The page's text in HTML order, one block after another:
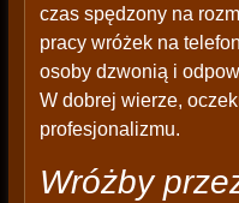
czas spędzony na
pracy wróżek na
osoby dzwonią i
W dobrej wierze,
profesjonalizmu.
Wróżby